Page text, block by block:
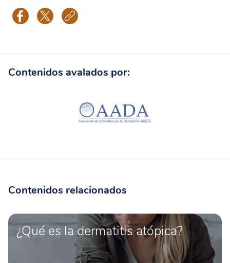
Contenidos avalados por:
Contenidos relacionados
¿Qué es la dermatitis atópica?